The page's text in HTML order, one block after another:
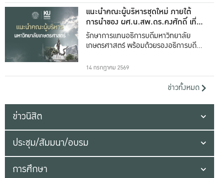
แนะนำคณะผู้บริหารชุดใหม่ ภายใต้
การนำของ ผศ.น.สพ.ดร.คงศักดิ์ เที่ยง
ธรรม
รักษาการแทนอธิการบดีมหาวิทยาลัย
เกษตรศาสตร์ พร้อมด้วยรองอธิการบดีทั้ง
14 กรกฎาคม 2569
ข่าวทั้งหมด
ข่าวนิสิต
ประชุม/สัมมนา/อบรม
การศึกษา